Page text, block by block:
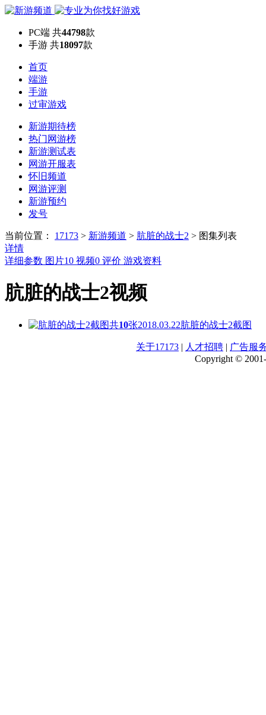
PC端 共44798款
手游 共18097款
首页
端游
手游
过审游戏
新游期待榜
热门网游榜
新游测试表
网游开服表
怀旧频道
网游评测
新游预约
发号
当前位置： 17173 > 新游频道 > 肮脏的战士2 > 图集列表
详情
详细参数 图片10 视频0 评价 游戏资料
肮脏的战士2视频
共10张2018.03.22肮脏的战士2截图
关于17173 | 人才招聘 | 广告服
Copyright ©